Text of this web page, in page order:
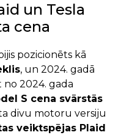
un Tesla
cena
pozicionēts kā
, un 2024. gadā
2024. gada
S cena svārstās
divu motoru versiju
veiktspējas Plaid